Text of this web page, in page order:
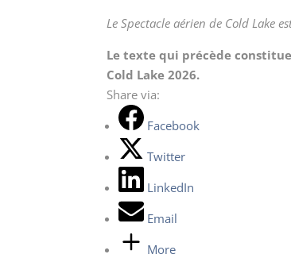
Le Spectacle aérien de Cold Lake
Le texte qui précède
Cold Lake 2026.
Share via:
Facebook
Twitter
LinkedIn
Email
More